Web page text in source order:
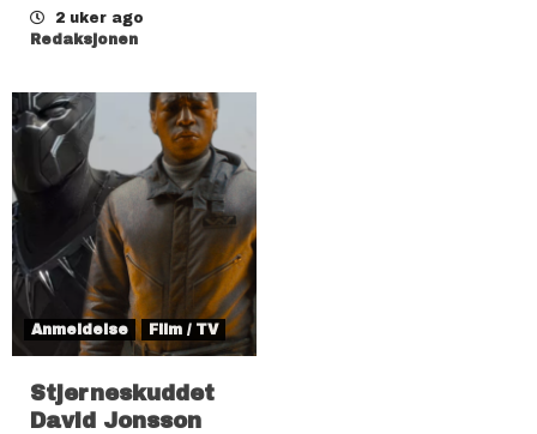
2 uker ago
Redaksjonen
Anmeldelse Film / TV
Stjerneskuddet
David Jonsson